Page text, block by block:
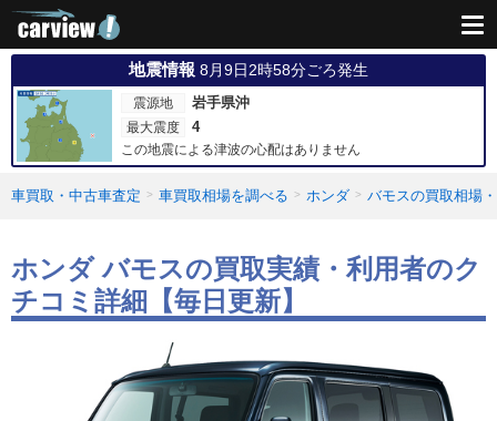
地震情報 8月9日2時58分ごろ発生
震源地 岩手県沖
最大震度 4
この地震による津波の心配はありません
車買取・中古車査定 車買取相場を調べる ホンダ バモスの買取相場
ホンダ バモスの買取実績・利用者のク
チコミ詳細【毎日更新】